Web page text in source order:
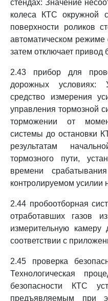
стендах: Значение
колеса КТС окружной
поверхности роликов
автоматическом режиме
затем отключает привод
2.43 прибор для
дорожных условиях:
средство измерения
управления тормозной
торможении от
системы до остановки
результатам
тормозного пути,
времени
контролируемом усилии
2.44 пробоотборная
отработавших газов
измерительную камеру
соответствии с
2.45 проверка
Технологическая
безопасности КТС
предъявляемым при